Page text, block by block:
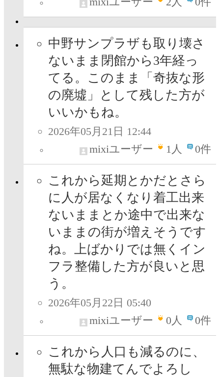
中野サンプラザも取り壊さ
ないまま閉館から3年経っ
てる。このまま「奇抜な形
の廃墟」として残した方が
いいかもね。
2026年05月21日 12:44
mixiユーザー
1人 0件
これから延期とかだとさら
に人が居なくなり着工出来
ないままとか途中で出来な
いままの街が増えそうです
ね。上ばかりでは無くイン
フラ整備した方が良いと思
う。
2026年05月22日 05:40
mixiユーザー
0人 0件
これから人口も減るのに、
無駄な物建てんでよろし